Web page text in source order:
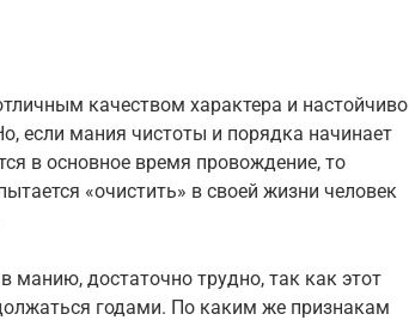
качеством характера и настойчиво
если мания чистоты и порядка начинает
в основное время провождение, то
«очистить» в своей жизни человек
манию, достаточно трудно, так как этот
годами. По каким же признакам